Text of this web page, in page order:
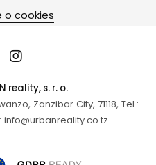
o cookies
reality, s. r. o.
Zanzibar City, 71118, Tel.:
info@urbanreality.co.tz